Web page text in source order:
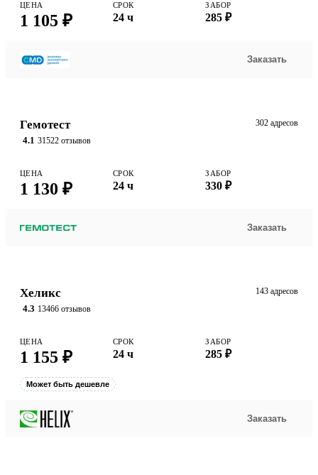
ЦЕНА
1 105 ₽
СРОК
24 ч
ЗАБОР
285 ₽
Заказать
Гемотест
4.1 31522 отзывов
302 адресов
ЦЕНА
1 130 ₽
СРОК
24 ч
ЗАБОР
330 ₽
Заказать
Хеликс
4.3 13466 отзывов
143 адресов
ЦЕНА
1 155 ₽
СРОК
24 ч
ЗАБОР
285 ₽
Может быть дешевле
Заказать